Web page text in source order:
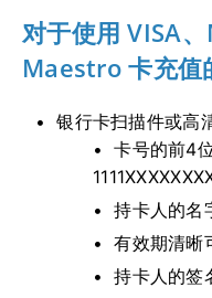
对于使用 VISA
Maestro 卡充值
银行卡扫描件或高
卡号的前4
持卡人的名
有效期清晰
持卡人的签